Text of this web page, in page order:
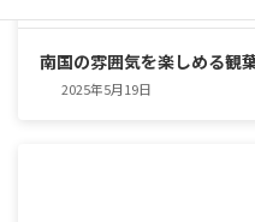
南国の雰囲気を楽しめる観
2025年5月19日